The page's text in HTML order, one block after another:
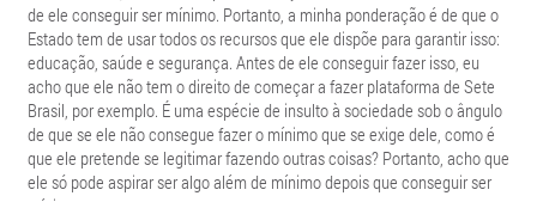
de ele conseguir ser mínimo. Portanto, a minha ponderação é de que o
Estado tem de usar todos os recursos que ele dispõe para garantir isso:
educação, saúde e segurança. Antes de ele conseguir fazer isso, eu
acho que ele não tem o direito de começar a fazer plataforma de Sete
Brasil, por exemplo. É uma espécie de insulto à sociedade sob o ângulo
de que se ele não consegue fazer o mínimo que se exige dele, como é
que ele pretende se legitimar fazendo outras coisas? Portanto, acho que
ele só pode aspirar ser algo além de mínimo depois que conseguir ser